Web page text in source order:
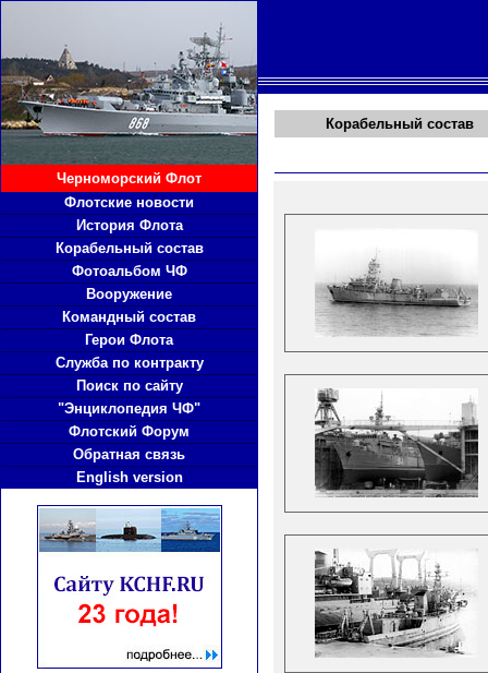
Черноморский Флот
Флотские новости
История Флота
Корабельный состав
Фотоальбом ЧФ
Вооружение
Командный состав
Герои Флота
Служба по контракту
Поиск по сайту
"Энциклопедия ЧФ"
Флотский Форум
Обратная связь
English version
Корабельный состав